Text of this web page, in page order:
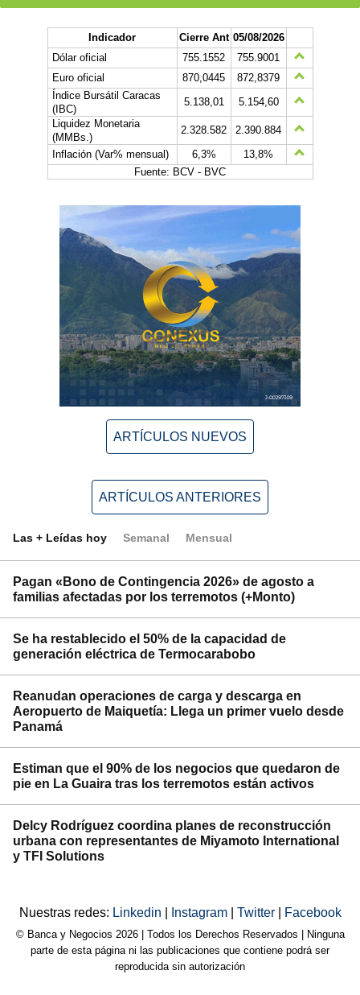
Indicador Cierre Ant 05/08/2026
Dólar oficial
755.1552
755.9001
Euro oficial
870,0445
872,8379
Índice Bursátil Caracas
(IBC)
5.138,01
5.154,60
Liquidez Monetaria
(MMBs.)
2.328.582
2.390.884
Inflación (Var% mensual)
6,3%
13,8%
Fuente: BCV - BVC
ARTÍCULOS NUEVOS
ARTÍCULOS ANTERIORES
Las + Leídas hoy Semanal Mensual
Pagan «Bono de Contingencia 2026» de agosto a
familias afectadas por los terremotos (+Monto)
Se ha restablecido el 50% de la capacidad de
generación eléctrica de Termocarabobo
Reanudan operaciones de carga y descarga en
Aeropuerto de Maiquetía: Llega un primer vuelo desde
Panamá
Estiman que el 90% de los negocios que quedaron de
pie en La Guaira tras los terremotos están activos
Delcy Rodríguez coordina planes de reconstrucción
urbana con representantes de Miyamoto International
y TFI Solutions
Nuestras redes: Linkedin Instagram Twitter Facebook
© Banca y Negocios 2026 | Todos los Derechos Reservados | Ninguna
parte de esta página ni las publicaciones que contiene podrá ser
reproducida sin autorización